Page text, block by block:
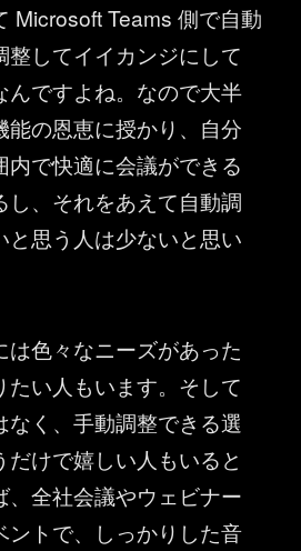
Microsoft Teams 側で自動
整してイイカンジにして
んですよね。なので大半
能の恩恵に授かり、自分
内で快適に会議ができる
し、それをあえて自動調
と思う人は少ないと思い
は色々なニーズがあった
たい人もいます。そして
なく、手動調整できる選
けで嬉しい人もいると
、全社会議やウェビナー
ントで、しっかりした音